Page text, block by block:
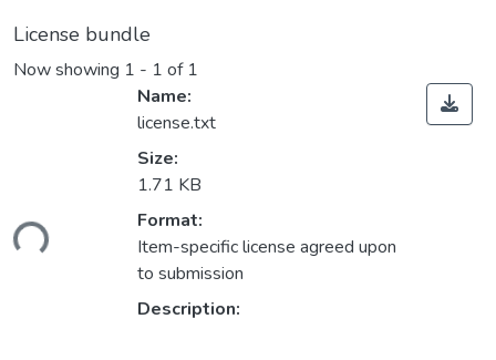
License bundle
Now showing 1 - 1 of 1
Name:
license.txt
Size:
1.71 KB
Format:
Item-specific license agreed upon
to submission
Description: